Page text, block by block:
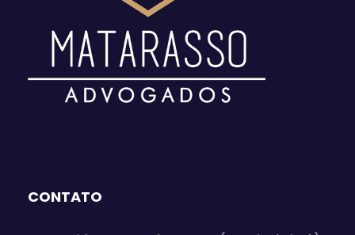
CONTATO